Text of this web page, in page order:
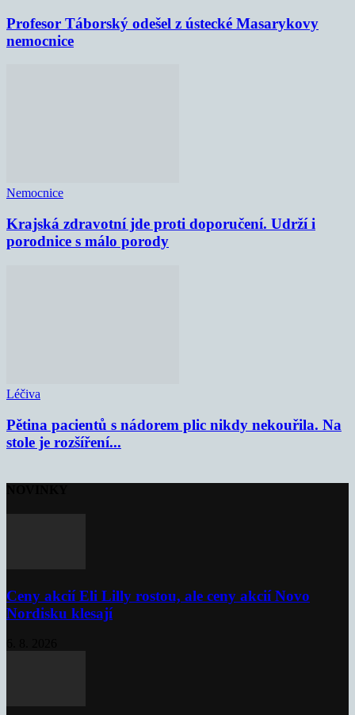
Profesor Táborský odešel z ústecké Masarykovy
nemocnice
Nemocnice
Krajská zdravotní jde proti doporučení. Udrží i
porodnice s málo porody
Léčiva
Pětina pacientů s nádorem plic nikdy nekouřila. Na
stole je rozšíření...
Ceny akcií Eli Lilly rostou, ale ceny akcií Novo
Nordisku klesají